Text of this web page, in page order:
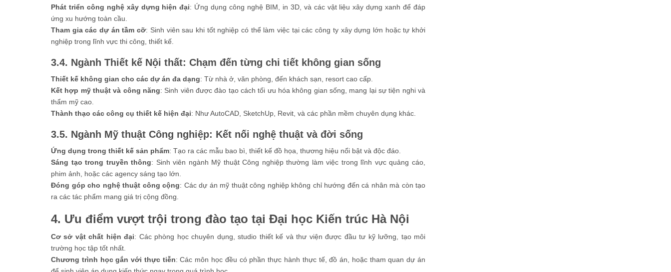
Phát triển công nghệ xây dựng hiện đại: Ứng dụng công nghệ BIM, in 3D, và các vật liệu xây dựng xanh để đáp
ứng xu hướng toàn cầu.
Tham gia các dự án tầm cỡ: Sinh viên sau khi tốt nghiệp có thể làm việc tại các công ty xây dựng lớn hoặc tự khởi
nghiệp trong lĩnh vực thi công, thiết kế.
3.4. Ngành Thiết kế Nội thất: Chạm đến từng chi tiết không gian sống
Thiết kế không gian cho các dự án đa dạng: Từ nhà ở, văn phòng, đến khách sạn, resort cao cấp.
Kết hợp mỹ thuật và công năng: Sinh viên được đào tạo cách tối ưu hóa không gian sống, mang lại sự tiện nghi và
thẩm mỹ cao.
Thành thạo các công cụ thiết kế hiện đại: Như AutoCAD, SketchUp, Revit, và các phần mềm chuyên dụng khác.
3.5. Ngành Mỹ thuật Công nghiệp: Kết nối nghệ thuật và đời sống
Ứng dụng trong thiết kế sản phẩm: Tạo ra các mẫu bao bì, thiết kế đồ họa, thương hiệu nổi bật và độc đáo.
Sáng tạo trong truyền thông: Sinh viên ngành Mỹ thuật Công nghiệp thường làm việc trong lĩnh vực quảng cáo,
phim ảnh, hoặc các agency sáng tạo lớn.
Đóng góp cho nghệ thuật công cộng: Các dự án mỹ thuật công nghiệp không chỉ hướng đến cá nhân mà còn tạo
ra các tác phẩm mang giá trị cộng đồng.
4. Ưu điểm vượt trội trong đào tạo tại Đại học Kiến trúc Hà Nội
Cơ sở vật chất hiện đại: Các phòng học chuyên dụng, studio thiết kế và thư viện được đầu tư kỹ lưỡng, tạo môi
trường học tập tốt nhất.
Chương trình học gắn với thực tiễn: Các môn học đều có phần thực hành thực tế, đồ án, hoặc tham quan dự án